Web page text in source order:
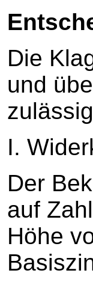
Die
und
I.
Der
auf
Höhe